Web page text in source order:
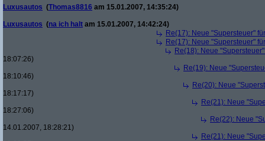
Luxusautos (Thomas8816 am 15.01.2007, 14:35:24)
Luxusautos (na ich halt am 15.01.2007, 14:42:24)
Re(17): Neue "Supersteuer"
Re(17): Neue "Supersteuer"
Re(18): Neue
18:07:26)
Re(19): Neue
18:10:46)
Re(20): Neue
18:17:17)
Re(21): Neue
18:27:06)
Re(22): Neue
14.01.2007, 18:28:21)
Re(21): Neue